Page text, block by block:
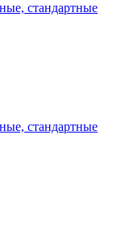
стандартные
стандартные